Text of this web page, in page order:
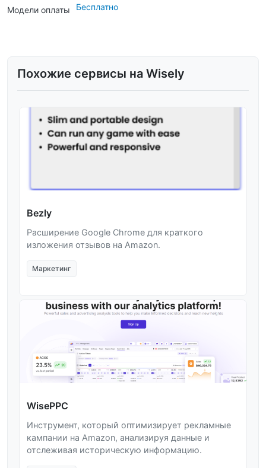
Модели оплаты Бесплатно
Похожие сервисы на Wisely
Bezly
Расширение Google Chrome для краткого
изложения отзывов на Amazon.
Маркетинг
WisePPC
Инструмент, который оптимизирует рекламные
кампании на Amazon, анализируя данные и
отслеживая историческую информацию.